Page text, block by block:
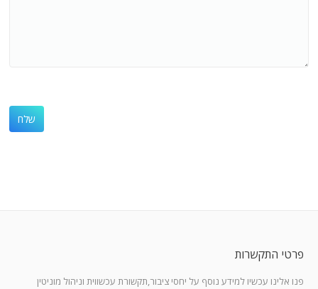
פרטי התקשרות
פנו אלינו עכשיו למידע נוסף על יחסי ציבור,תקשורת עכשווית וניהול מוניטין